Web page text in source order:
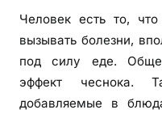
Человек есть то,
вызывать болезни,
под силу еде.
эффект чеснока.
добавляемые в